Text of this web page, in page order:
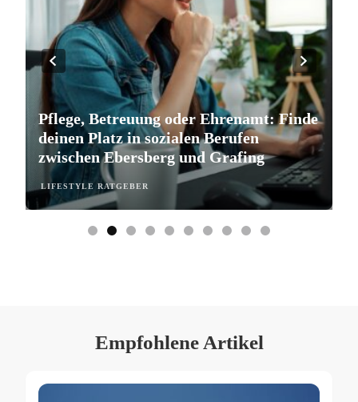
LIFESTYLE RATGEBER
Pflege, Betreuung oder Ehrenamt: Finde
deinen Platz in sozialen Berufen
zwischen Ebersberg und Grafing
Empfohlene Artikel